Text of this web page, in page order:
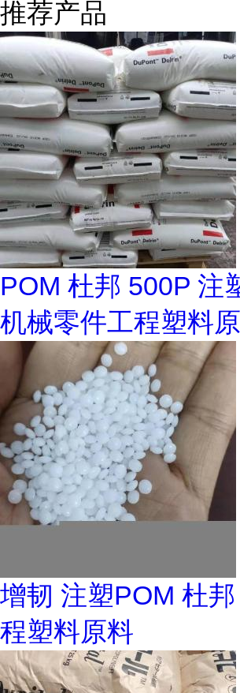
推荐产品
POM 杜邦 500P 注
机械零件工程塑料
增韧 注塑POM 杜
程塑料原料